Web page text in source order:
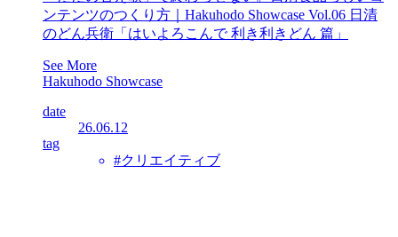
ンテンツのつくり方｜Hakuhodo Showcase Vol.06 日清
のどん兵衛「はいよろこんで 利き利きどん 篇」
See More
Hakuhodo Showcase
date
26.06.12
tag
#クリエイティブ